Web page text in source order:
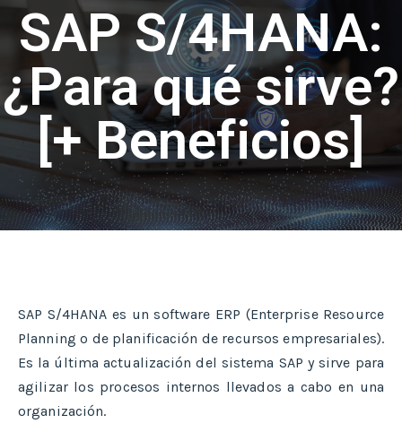
SAP S/4HANA:
¿Para qué sirve?
[+ Beneficios]
SAP S/4HANA es un software ERP (Enterprise Resource
Planning o de planificación de recursos empresariales).
Es la última actualización del sistema SAP y sirve para
agilizar los procesos internos llevados a cabo en una
organización.